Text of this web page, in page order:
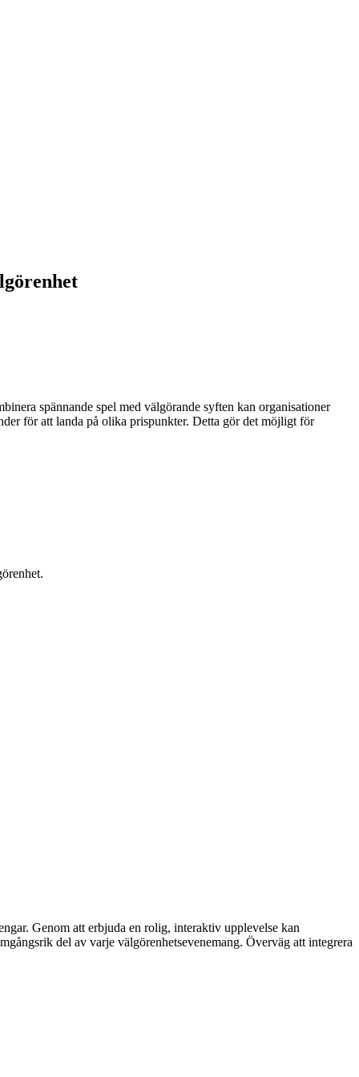
spännande spel med välgörande syften kan organisationer
för att landa på olika prispunkter. Detta gör det möjligt för
Genom att erbjuda en rolig, interaktiv upplevelse kan
del av varje välgörenhetsevenemang. Överväg att integrera